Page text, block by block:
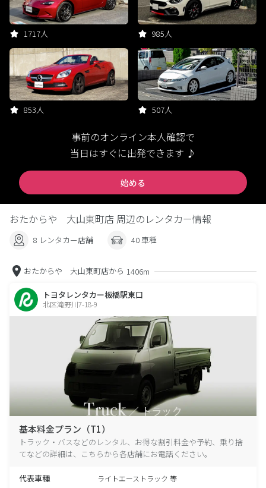
1717人 985人
853人 507人
事前のオンライン本人確認で
当日はすぐに出発できます ♪
始める
おたからや 大山東町店 周辺のレンタカー情報
8 レンタカー店舗 40 車種
おたからや 大山東町店から 1406m
トヨタレンタカー板橋駅東口
北区滝野川7-18-9
基本料金プラン（T1）
トラック・バスなどのレンタル、お得な割引料金や予約、乗り捨
てなどの詳細は、こちらから各店舗にお電話ください。
代表車種 ライトエーストラック 等